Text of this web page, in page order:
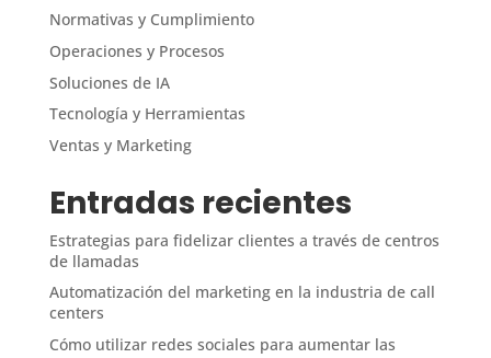
Normativas y Cumplimiento
Operaciones y Procesos
Soluciones de IA
Tecnología y Herramientas
Ventas y Marketing
Entradas recientes
Estrategias para fidelizar clientes a través de centros
de llamadas
Automatización del marketing en la industria de call
centers
Cómo utilizar redes sociales para aumentar las